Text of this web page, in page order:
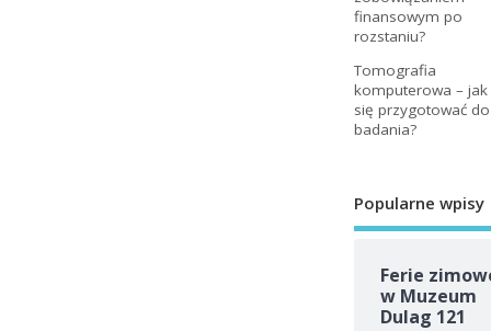
finansowym po
rozstaniu?
Tomografia
komputerowa – jak
się przygotować do
badania?
Popularne wpisy
Ferie
w Muzeum
Dulag 121